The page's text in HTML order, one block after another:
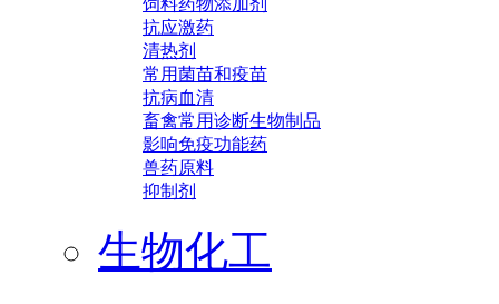
饲料药物添加剂
抗应激药
清热剂
常用菌苗和疫苗
抗病血清
畜禽常用诊断生物制品
影响免疫功能药
兽药原料
抑制剂
生物化工